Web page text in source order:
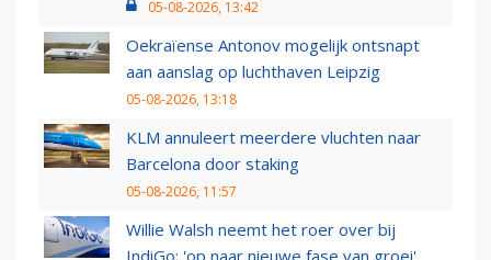
05-08-2026, 13:42
Oekraïense Antonov mogelijk ontsnapt
aan aanslag op luchthaven Leipzig
05-08-2026, 13:18
KLM annuleert meerdere vluchten naar
Barcelona door staking
05-08-2026, 11:57
Willie Walsh neemt het roer over bij